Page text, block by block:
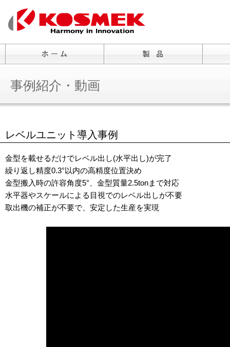
事例紹介・動画
レベルユニット導入事例
金型を載せるだけでレベル出し(水平出し)が完了
繰り返し精度0.3°以内の高精度位置決め
金型搬入時の許容角度5°、金型質量2.5tonまで対応
水平器やスケールによる目視でのレベル出しが不要
取出機の補正が不要で、安定した生産を実現